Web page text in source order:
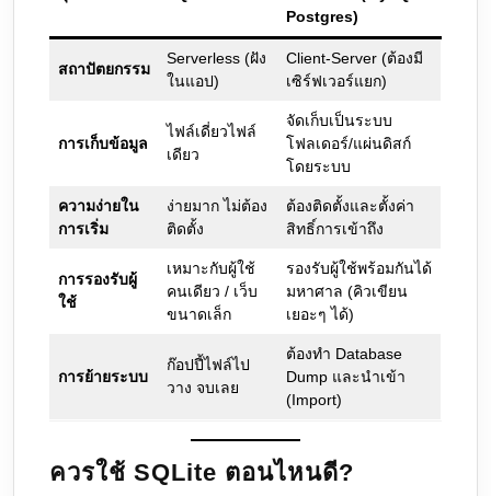
Postgres)
สถาปัตยกรรม
Serverless (ฝัง
ในแอป)
Client-Server (ต้องมี
เซิร์ฟเวอร์แยก)
การเก็บข้อมูล
ไฟล์เดี่ยวไฟล์
เดียว
จัดเก็บเป็นระบบ
โฟลเดอร์/แผ่นดิสก์
โดยระบบ
ความง่ายใน
การเริ่ม
ง่ายมาก ไม่ต้อง
ติดตั้ง
ต้องติดตั้งและตั้งค่า
สิทธิ์การเข้าถึง
การรองรับผู้
ใช้
เหมาะกับผู้ใช้
คนเดียว / เว็บ
ขนาดเล็ก
รองรับผู้ใช้พร้อมกันได้
มหาศาล (คิวเขียน
เยอะๆ ได้)
การย้ายระบบ
ก๊อปปี้ไฟล์ไป
วาง จบเลย
ต้องทำ Database
Dump และนำเข้า
(Import)
ควรใช้ SQLite ตอนไหนดี?